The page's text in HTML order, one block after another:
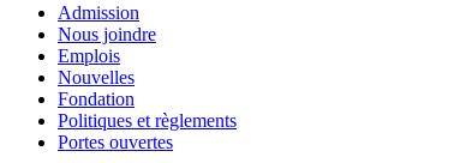
Admission
Nous joindre
Emplois
Nouvelles
Fondation
Politiques et règlements
Portes ouvertes